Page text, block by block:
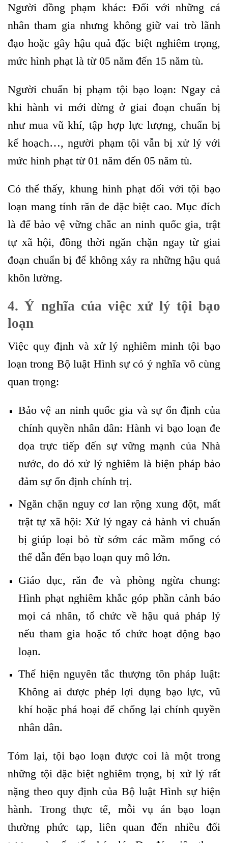
Người đồng phạm khác: Đối với những cá
nhân tham gia nhưng không giữ vai trò lãnh
đạo hoặc gây hậu quả đặc biệt nghiêm trọng,
mức hình phạt là từ 05 năm đến 15 năm tù.
Người chuẩn bị phạm tội bạo loạn: Ngay cả
khi hành vi mới dừng ở giai đoạn chuẩn bị
như mua vũ khí, tập hợp lực lượng, chuẩn bị
kế hoạch…, người phạm tội vẫn bị xử lý với
mức hình phạt từ 01 năm đến 05 năm tù.
Có thể thấy, khung hình phạt đối với tội bạo
loạn mang tính răn đe đặc biệt cao. Mục đích
là để bảo vệ vững chắc an ninh quốc gia, trật
tự xã hội, đồng thời ngăn chặn ngay từ giai
đoạn chuẩn bị để không xảy ra những hậu quả
khôn lường.
4. Ý nghĩa của việc xử lý tội bạo
loạn
Việc quy định và xử lý nghiêm minh tội bạo
loạn trong Bộ luật Hình sự có ý nghĩa vô cùng
quan trọng:
Bảo vệ an ninh quốc gia và sự ổn định của
chính quyền nhân dân: Hành vi bạo loạn đe
dọa trực tiếp đến sự vững mạnh của Nhà
nước, do đó xử lý nghiêm là biện pháp bảo
đảm sự ổn định chính trị.
Ngăn chặn nguy cơ lan rộng xung đột, mất
trật tự xã hội: Xử lý ngay cả hành vi chuẩn
bị giúp loại bỏ từ sớm các mầm mống có
thể dẫn đến bạo loạn quy mô lớn.
Giáo dục, răn đe và phòng ngừa chung:
Hình phạt nghiêm khắc góp phần cảnh báo
mọi cá nhân, tổ chức về hậu quả pháp lý
nếu tham gia hoặc tổ chức hoạt động bạo
loạn.
Thể hiện nguyên tắc thượng tôn pháp luật:
Không ai được phép lợi dụng bạo lực, vũ
khí hoặc phá hoại để chống lại chính quyền
nhân dân.
Tóm lại, tội bạo loạn được coi là một trong
những tội đặc biệt nghiêm trọng, bị xử lý rất
nặng theo quy định của Bộ luật Hình sự hiện
hành. Trong thực tế, mỗi vụ án bạo loạn
thường phức tạp, liên quan đến nhiều đối